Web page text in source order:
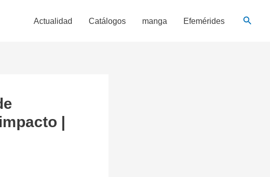
Actualidad Catálogos manga Efemérides
|